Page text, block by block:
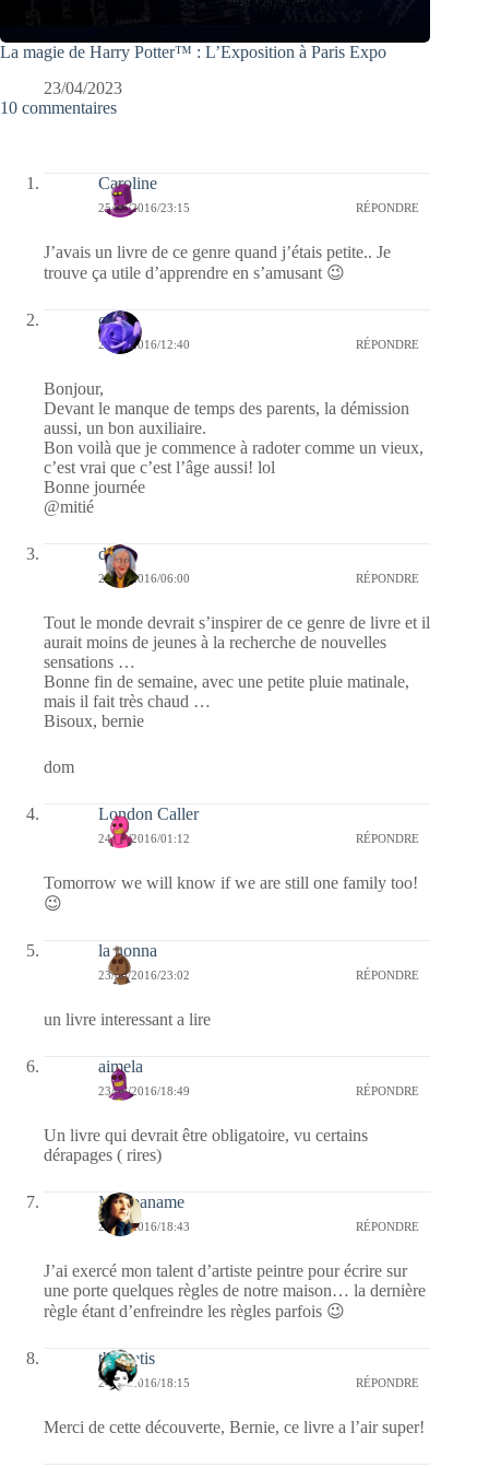
La magie de Harry Potter™ : L’Exposition à Paris Expo
23/04/2023
10 commentaires
Caroline
25/06/2016/23:15 RÉPONDRE
J’avais un livre de ce genre quand j’étais petite.. Je
trouve ça utile d’apprendre en s’amusant 😉
covix
25/06/2016/12:40 RÉPONDRE
Bonjour,
Devant le manque de temps des parents, la démission
aussi, un bon auxiliaire.
Bon voilà que je commence à radoter comme un vieux,
c’est vrai que c’est l’âge aussi! lol
Bonne journée
@mitié
dom
24/06/2016/06:00 RÉPONDRE
Tout le monde devrait s’inspirer de ce genre de livre et il
aurait moins de jeunes à la recherche de nouvelles
sensations …
Bonne fin de semaine, avec une petite pluie matinale,
mais il fait très chaud …
Bisoux, bernie
dom
London Caller
24/06/2016/01:12 RÉPONDRE
Tomorrow we will know if we are still one family too!
😉
la nonna
23/06/2016/23:02 RÉPONDRE
un livre interessant a lire
aimela
23/06/2016/18:49 RÉPONDRE
Un livre qui devrait être obligatoire, vu certains
dérapages ( rires)
Myopaname
23/06/2016/18:43 RÉPONDRE
J’ai exercé mon talent d’artiste peintre pour écrire sur
une porte quelques règles de notre maison… la dernière
règle étant d’enfreindre les règles parfois 😉
themetis
23/06/2016/18:15 RÉPONDRE
Merci de cette découverte, Bernie, ce livre a l’air super!